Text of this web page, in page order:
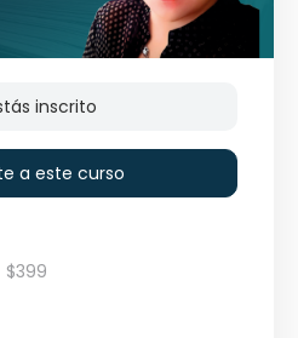
inscrito
a este curso
$399